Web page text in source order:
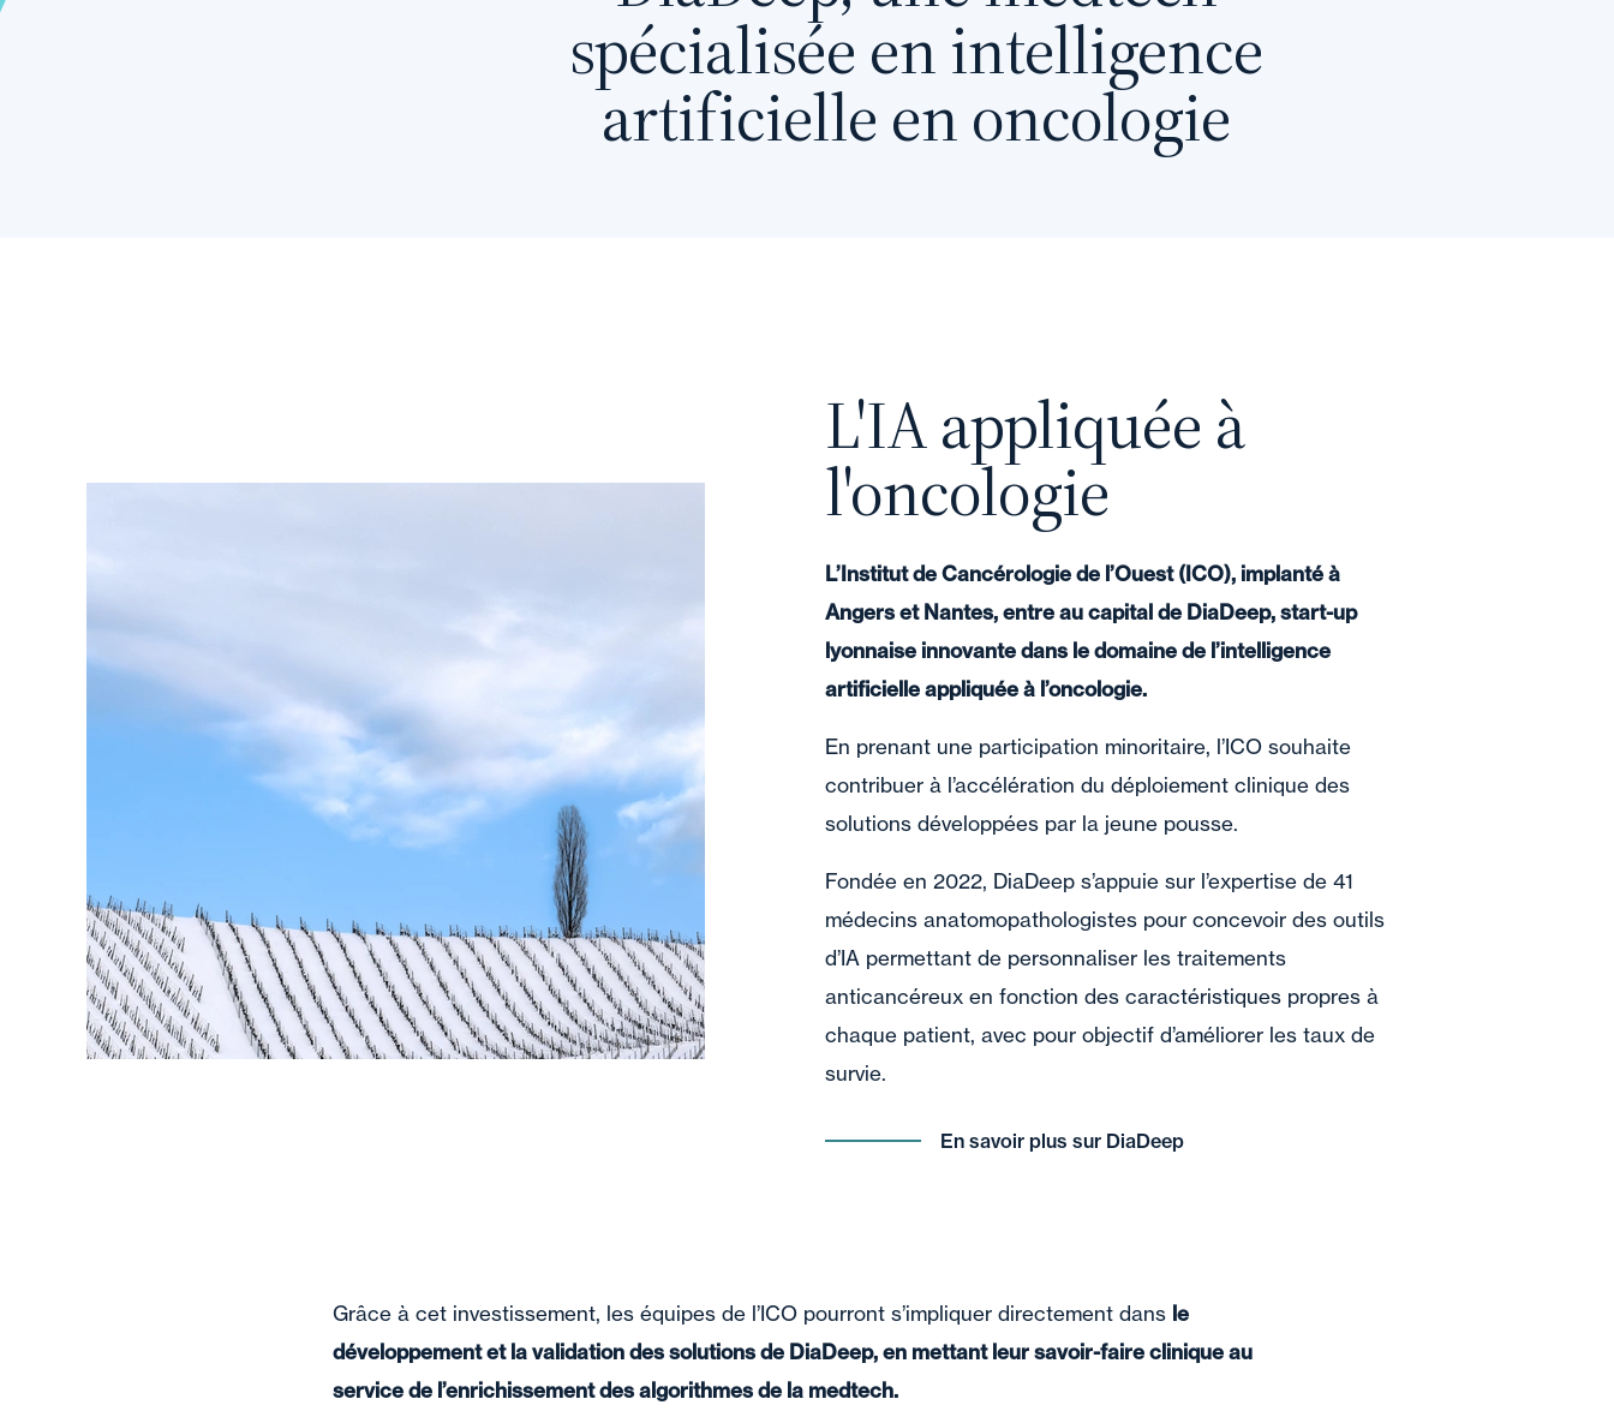
spécialisée en intelligence
artificielle en oncologie
L'IA appliquée à
l'oncologie
L’Institut de Cancérologie de l’Ouest (ICO), implanté à
Angers et Nantes, entre au capital de DiaDeep, start-up
lyonnaise innovante dans le domaine de l’intelligence
artificielle appliquée à l’oncologie.
En prenant une participation minoritaire, l’ICO souhaite
contribuer à l’accélération du déploiement clinique des
solutions développées par la jeune pousse.
Fondée en 2022, DiaDeep s’appuie sur l’expertise de 41
médecins anatomopathologistes pour concevoir des outils
d’IA permettant de personnaliser les traitements
anticancéreux en fonction des caractéristiques propres à
chaque patient, avec pour objectif d’améliorer les taux de
survie.
En savoir plus sur DiaDeep
Grâce à cet investissement, les équipes de l’ICO pourront s’impliquer directement dans le
développement et la validation des solutions de DiaDeep, en mettant leur savoir-faire clinique au
service de l’enrichissement des algorithmes de la medtech.